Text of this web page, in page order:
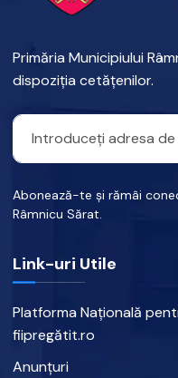
Primăria Municipiului
dispoziția cetățenilor.
Abonează-te și rămâi
Râmnicu Sărat.
Link-uri Utile
Platforma Națională
fiipregătit.ro
Anunțuri